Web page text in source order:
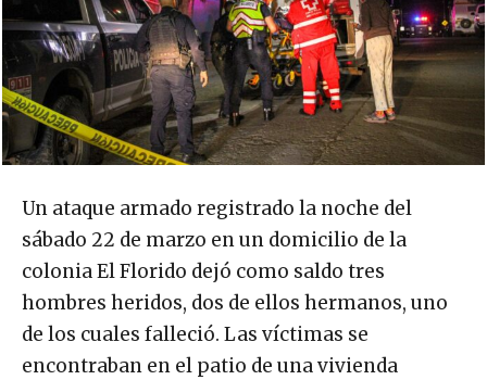
Un ataque armado registrado la noche del
sábado 22 de marzo en un domicilio de la
colonia El Florido dejó como saldo tres
hombres heridos, dos de ellos hermanos, uno
de los cuales falleció. Las víctimas se
encontraban en el patio de una vivienda